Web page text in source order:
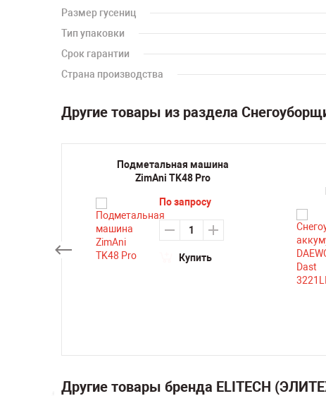
Размер гусениц
Тип упаковки
Срок гарантии
Страна производства
Другие товары из раздела
Подметальная машина
ZimAni TK48 Pro
По запросу
Купить
Другие товары бренда ELITECH